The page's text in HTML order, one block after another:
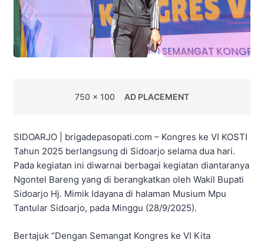
750 x 100 AD PLACEMENT
SIDOARJO | brigadepasopati.com – Kongres ke VI KOSTI
Tahun 2025 berlangsung di Sidoarjo selama dua hari.
Pada kegiatan ini diwarnai berbagai kegiatan diantaranya
Ngontel Bareng yang di berangkatkan oleh Wakil Bupati
Sidoarjo Hj. Mimik Idayana di halaman Musium Mpu
Tantular Sidoarjo, pada Minggu (28/9/2025).
Bertajuk “Dengan Semangat Kongres ke VI Kita